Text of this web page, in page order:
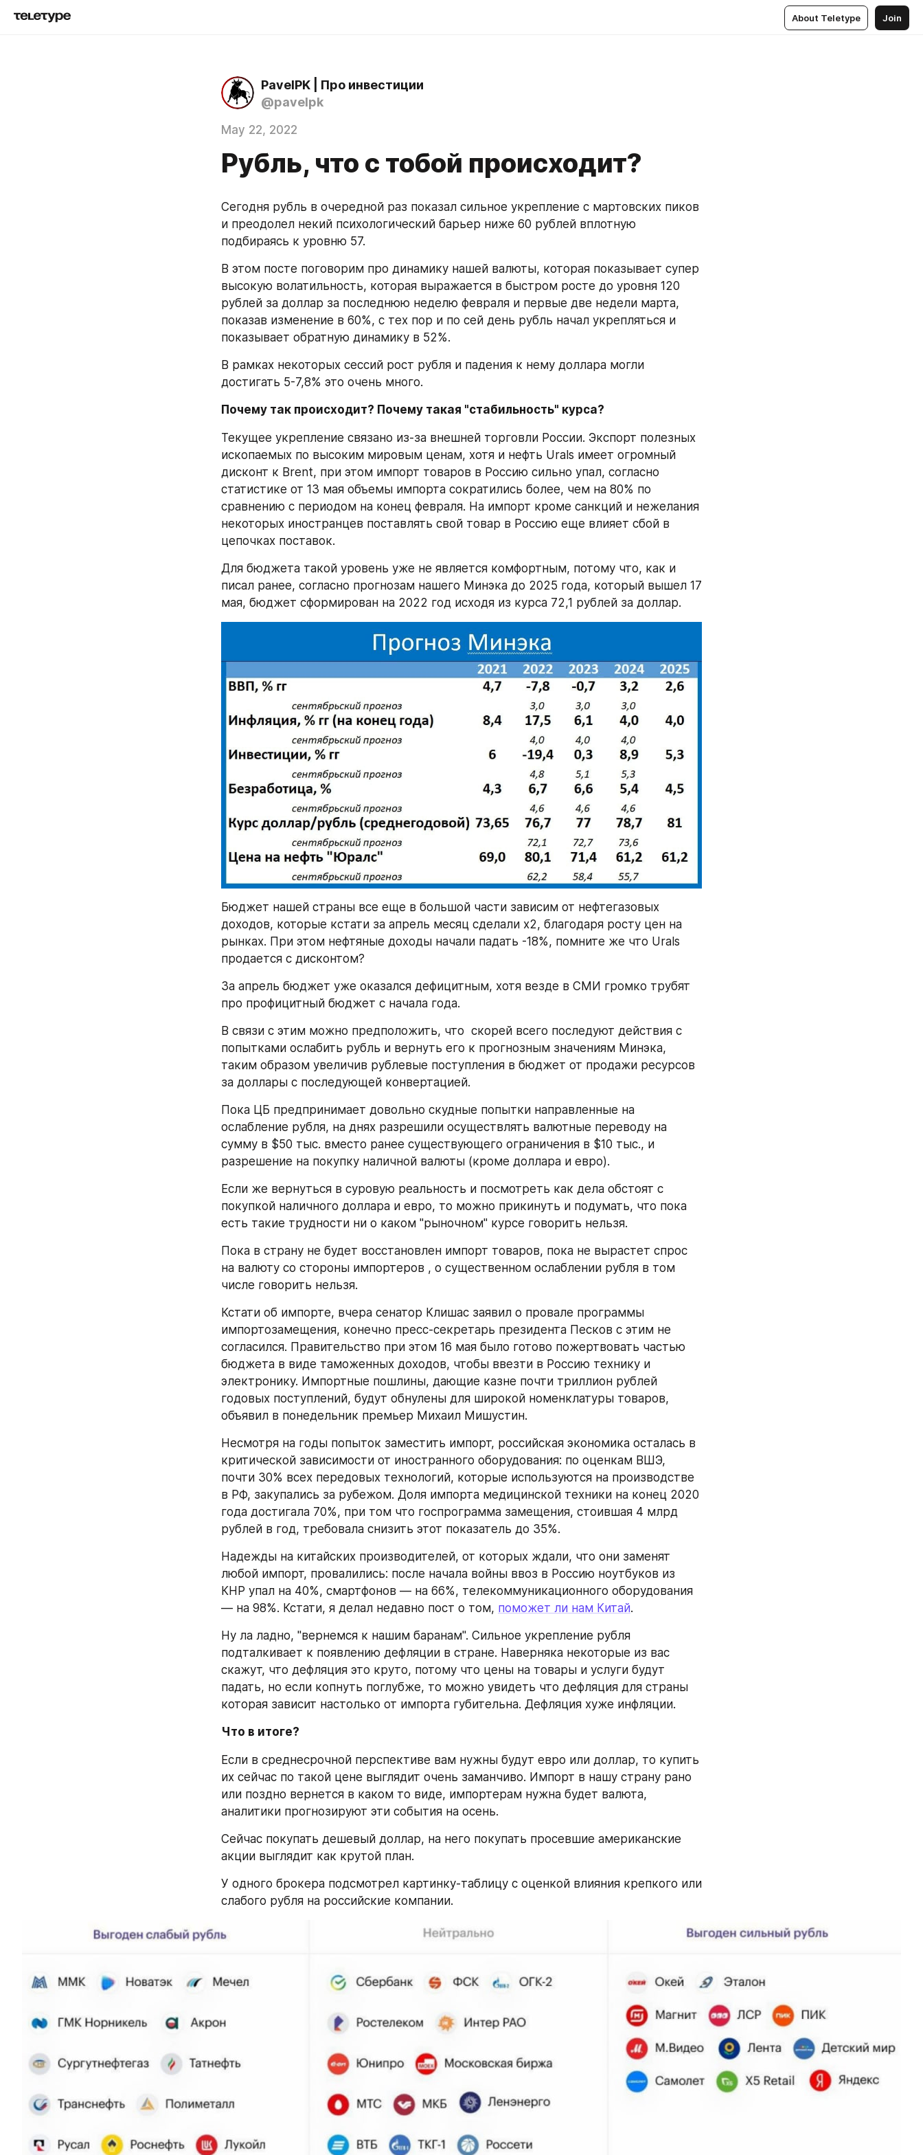
About Teletype Join
PavelPK | Про инвестиции
@pavelpk
May 22, 2022
Рубль, что с тобой происходит?
Сегодня рубль в очередной раз показал сильное укрепление с мартовских пиков
и преодолел некий психологический барьер ниже 60 рублей вплотную
подбираясь к уровню 57.
В этом посте поговорим про динамику нашей валюты, которая показывает супер
высокую волатильность, которая выражается в быстром росте до уровня 120
рублей за доллар за последнюю неделю февраля и первые две недели марта,
показав изменение в 60%, с тех пор и по сей день рубль начал укрепляться и
показывает обратную динамику в 52%.
В рамках некоторых сессий рост рубля и падения к нему доллара могли
достигать 5-7,8% это очень много.
Почему так происходит? Почему такая "стабильность" курса?
Текущее укрепление связано из-за внешней торговли России. Экспорт полезных
ископаемых по высоким мировым ценам, хотя и нефть Urals имеет огромный
дисконт к Brent, при этом импорт товаров в Россию сильно упал, согласно
статистике от 13 мая объемы импорта сократились более, чем на 80% по
сравнению с периодом на конец февраля. На импорт кроме санкций и нежелания
некоторых иностранцев поставлять свой товар в Россию еще влияет сбой в
цепочках поставок.
Для бюджета такой уровень уже не является комфортным, потому что, как и
писал ранее, согласно прогнозам нашего Минэка до 2025 года, который вышел 17
мая, бюджет сформирован на 2022 год исходя из курса 72,1 рублей за доллар.
Бюджет нашей страны все еще в большой части зависим от нефтегазовых
доходов, которые кстати за апрель месяц сделали х2, благодаря росту цен на
рынках. При этом нефтяные доходы начали падать -18%, помните же что Urals
продается с дисконтом?
За апрель бюджет уже оказался дефицитным, хотя везде в СМИ громко трубят
про профицитный бюджет с начала года.
В связи с этим можно предположить, что  скорей всего последуют действия с
попытками ослабить рубль и вернуть его к прогнозным значениям Минэка,
таким образом увеличив рублевые поступления в бюджет от продажи ресурсов
за доллары с последующей конвертацией.
Пока ЦБ предпринимает довольно скудные попытки направленные на
ослабление рубля, на днях разрешили осуществлять валютные переводу на
сумму в $50 тыс. вместо ранее существующего ограничения в $10 тыс., и
разрешение на покупку наличной валюты (кроме доллара и евро).
Если же вернуться в суровую реальность и посмотреть как дела обстоят с
покупкой наличного доллара и евро, то можно прикинуть и подумать, что пока
есть такие трудности ни о каком "рыночном" курсе говорить нельзя.
Пока в страну не будет восстановлен импорт товаров, пока не вырастет спрос
на валюту со стороны импортеров , о существенном ослаблении рубля в том
числе говорить нельзя.
Кстати об импорте, вчера сенатор Клишас заявил о провале программы
импортозамещения, конечно пресс-секретарь президента Песков с этим не
согласился. Правительство при этом 16 мая было готово пожертвовать частью
бюджета в виде таможенных доходов, чтобы ввезти в Россию технику и
электронику. Импортные пошлины, дающие казне почти триллион рублей
годовых поступлений, будут обнулены для широкой номенклатуры товаров,
объявил в понедельник премьер Михаил Мишустин.
Несмотря на годы попыток заместить импорт, российская экономика осталась в
критической зависимости от иностранного оборудования: по оценкам ВШЭ,
почти 30% всех передовых технологий, которые используются на производстве
в РФ, закупались за рубежом. Доля импорта медицинской техники на конец 2020
года достигала 70%, при том что госпрограмма замещения, стоившая 4 млрд
рублей в год, требовала снизить этот показатель до 35%.
Надежды на китайских производителей, от которых ждали, что они заменят
любой импорт, провалились: после начала войны ввоз в Россию ноутбуков из
КНР упал на 40%, смартфонов — на 66%, телекоммуникационного оборудования
— на 98%. Кстати, я делал недавно пост о том, поможет ли нам Китай.
Ну ла ладно, "вернемся к нашим баранам". Сильное укрепление рубля
подталкивает к появлению дефляции в стране. Наверняка некоторые из вас
скажут, что дефляция это круто, потому что цены на товары и услуги будут
падать, но если копнуть поглубже, то можно увидеть что дефляция для страны
которая зависит настолько от импорта губительна. Дефляция хуже инфляции.
Что в итоге?
Если в среднесрочной перспективе вам нужны будут евро или доллар, то купить
их сейчас по такой цене выглядит очень заманчиво. Импорт в нашу страну рано
или поздно вернется в каком то виде, импортерам нужна будет валюта,
аналитики прогнозируют эти события на осень.
Сейчас покупать дешевый доллар, на него покупать просевшие американские
акции выглядит как крутой план.
У одного брокера подсмотрел картинку-таблицу с оценкой влияния крепкого или
слабого рубля на российские компании.